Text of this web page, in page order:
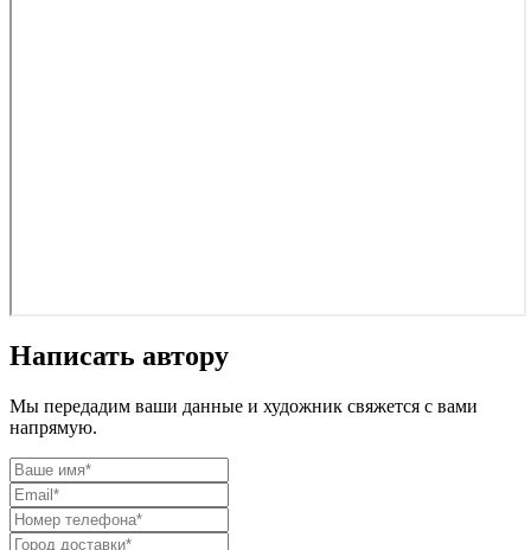
Написать автору
Мы передадим ваши данные и художник свяжется с вами
напрямую.